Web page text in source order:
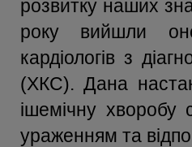
розвитку наших
року вийшли
кардіологів з
(ХКС). Дана
ішемічну хворобу
ураженням та